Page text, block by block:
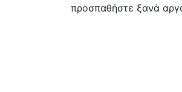
προσπαθήστε ξανά